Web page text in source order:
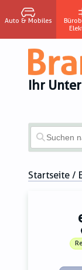
Auto & Mobiles
Ihr
Startseite /